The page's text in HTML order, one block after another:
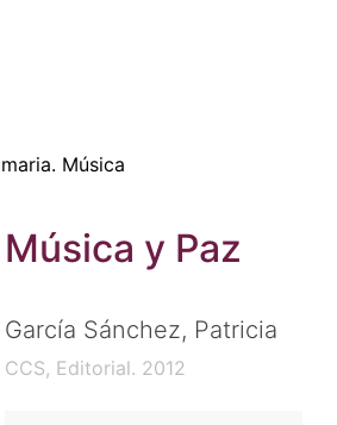
Música
Música y Paz
García Sánchez, Patricia
CCS, Editorial. 2012